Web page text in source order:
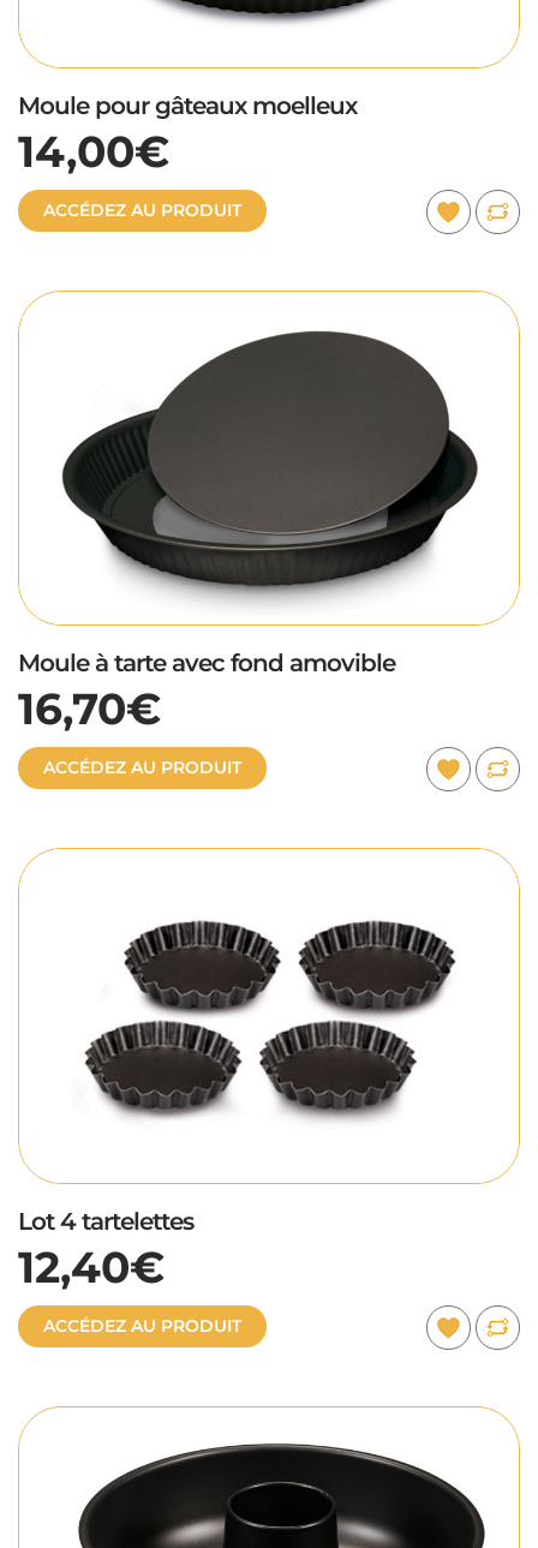
Moule pour gâteaux moelleux
14,00€
ACCÉDEZ AU PRODUIT
Moule à tarte avec fond amovible
16,70€
ACCÉDEZ AU PRODUIT
Lot 4 tartelettes
12,40€
ACCÉDEZ AU PRODUIT